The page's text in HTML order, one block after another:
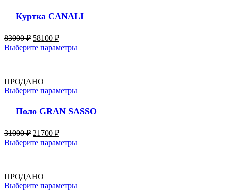
Куртка CANALI
83000₽ 58100 ₽
Выберите параметры
ПРОДАНО
Выберите параметры
Поло GRAN SASSO
31000₽ 21700 ₽
Выберите параметры
ПРОДАНО
Выберите параметры